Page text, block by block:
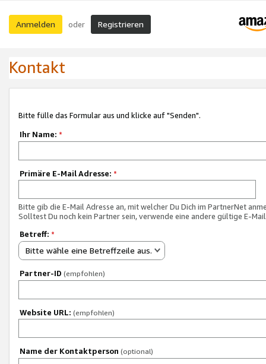
Anmelden oder Registrieren
Kontakt
Bitte fülle das Formular aus und klicke auf "Senden".
Ihr Name: *
Primäre E-Mail Adresse: *
Bitte gib die E-Mail Adresse an, mit welcher Du Dich im PartnerNet
Solltest Du noch kein Partner sein, verwende eine andere gültige E-
Betreff: *
Bitte wähle eine Betreffzeile aus.
Partner-ID (empfohlen)
Website URL: (empfohlen)
Name der Kontaktperson (optional)